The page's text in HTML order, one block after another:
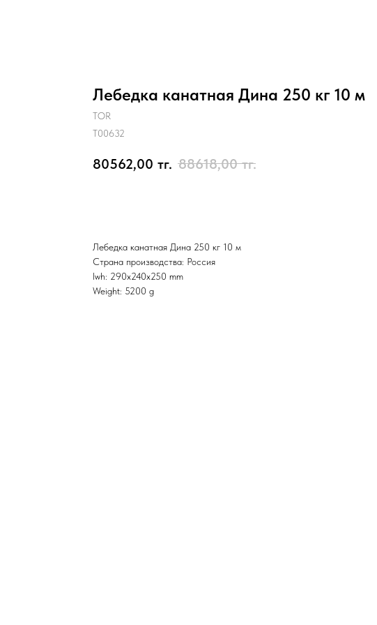
Лебедка канатная Дина 250 кг 10 м
TOR
T00632
80562,00 тг. 88618,00 тг.
Лебедка канатная Дина 250 кг 10 м
Страна производства: Россия
lwh: 290x240x250 mm
Weight: 5200 g